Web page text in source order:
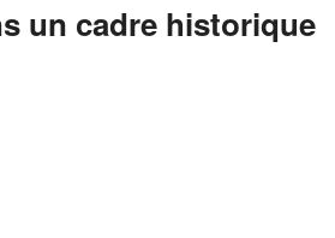
un cadre historique